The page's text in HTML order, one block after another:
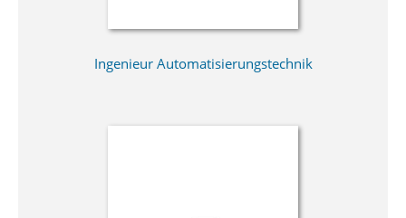
Ingenieur Automatisierungstechnik